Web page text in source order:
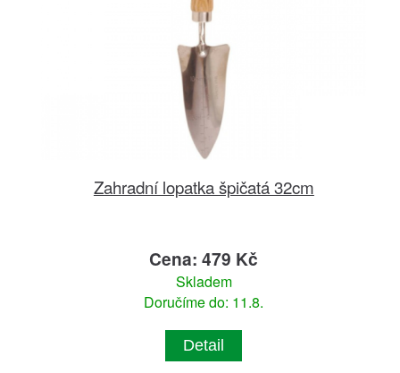
Zahradní lopatka špičatá 32cm
Cena: 479 Kč
Skladem
Doručíme do: 11.8.
Detail